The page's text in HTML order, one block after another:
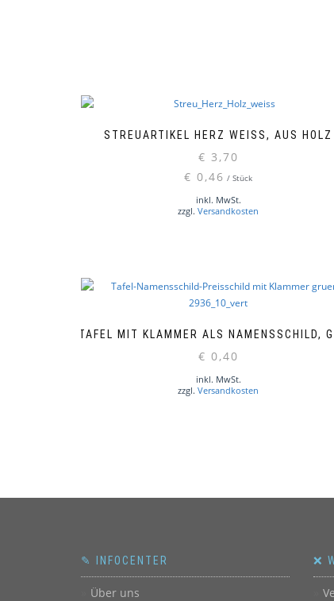
STREUARTIKEL HERZ WEISS, AUS HOLZ
€ 3,70
€ 0,46 /Stück
inkl. MwSt.
zzgl.Versandkosten
TAFEL MIT KLAMMER ALS NAMENSSCHILD,
€ 0,40
inkl. MwSt.
zzgl.Versandkosten
✎ INFOCENTER
Über uns
❌